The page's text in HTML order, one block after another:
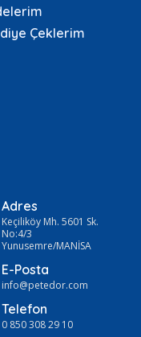
Çeklerim
Adres
Keçiliköy Mh. 5601 Sk.
No:4/3
Yunusemre/MANİSA
E-Posta
info@petedor.com
Telefon
0 850 308 29 10